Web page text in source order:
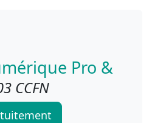
Pro &
CCFN